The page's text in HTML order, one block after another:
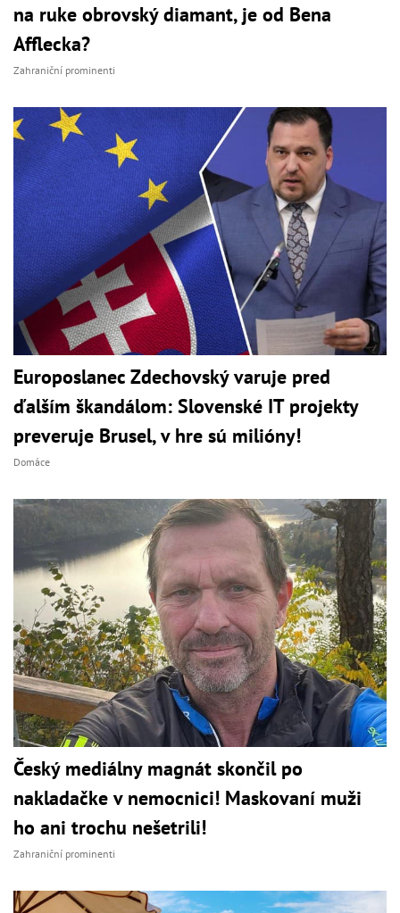
na ruke obrovský diamant, je od Bena
Afflecka?
Zahraniční prominenti
Europoslanec Zdechovský varuje pred
ďalším škandálom: Slovenské IT projekty
preveruje Brusel, v hre sú milióny!
Domáce
Český mediálny magnát skončil po
nakladačke v nemocnici! Maskovaní muži
ho ani trochu nešetrili!
Zahraniční prominenti